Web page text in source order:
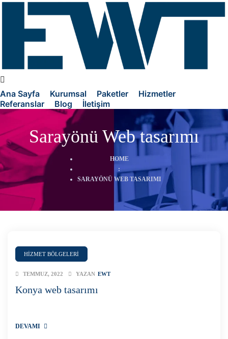
Ana Sayfa Kurumsal Paketler
Hizmetler
Referanslar
Blog İletişim
Sarayönü Web tasarımı
HOME
:
SARAYÖNÜ WEB TASARIMI
HİZMET BÖLGELERİ
Konya web tasarımı
TEMMUZ, 2022 YAZAN EWT
DEVAMI